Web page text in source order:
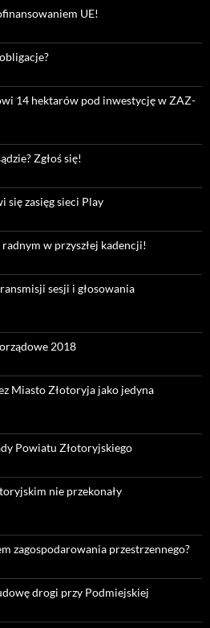
UE!
14 hektarów pod inwestycję w ZAZ-
Zgłoś się!
zasięg sieci Play
w przyszłej kadencji!
sesji i głosowania
2018
Miasto Złotoryja jako jedyna
Powiatu Złotoryjskiego
nie przekonały
zagospodarowania przestrzennego?
drogi przy Podmiejskiej